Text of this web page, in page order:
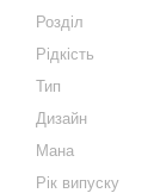
Розділ
Рідкість
Тип
Дизайн
Мана
Рік випуску